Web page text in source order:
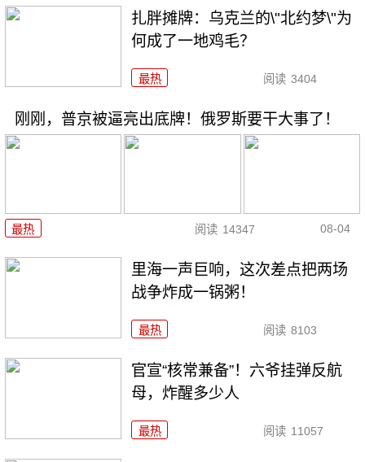
扎胖摊牌：乌克兰的\"北约梦\"为
何成了一地鸡毛？
最热 阅读 3404
刚刚，普京被逼亮出底牌！俄罗斯要干大事了！
最热 阅读 14347 08-04
里海一声巨响，这次差点把两场
战争炸成一锅粥！
最热 阅读 8103
官宣“核常兼备”！六爷挂弹反航
母，炸醒多少人
最热 阅读 11057